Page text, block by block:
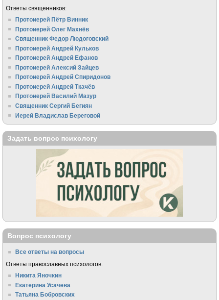
Ответы священников:
Протоиерей Пётр Винник
Протоиерей Олег Махнёв
Священник Федор Людоговский
Протоиерей Андрей Кульков
Протоиерей Андрей Ефанов
Протоиерей Алексий Зайцев
Протоиерей Андрей Спиридонов
Протоиерей Андрей Ткачёв
Протоиерей Василий Мазур
Священник Сергий Бегиян
Иерей Владислав Береговой
Задать вопрос психологу
Вопрос психологу
Все ответы на вопросы
Ответы православных психологов:
Никита Яночкин
Екатерина Усачева
Татьяна Бобровских